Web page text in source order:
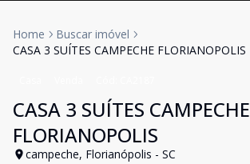
Home
Buscar imóvel
CASA 3 SUÍTES CAMPECHE FLORIANOPOLIS
CASA 3 SUÍTES CAMPECHE
FLORIANOPOLIS
campeche, Florianópolis - SC